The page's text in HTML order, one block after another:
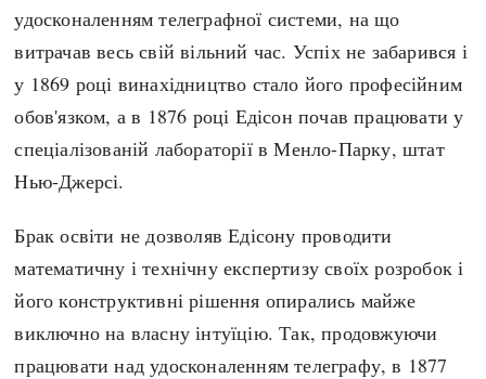
Релігія
Розваги і дозвілля
Спорт
Чудеса світу
Регіони
Австралія
Нова історія
Новітня історія
Визначальні події
#Хештеги
удосконаленням телеграфної системи, на що
витрачав весь свій вільний час. Успіх не забарився і
у 1869 році винахідництво стало його професійним
обов'язком, а в 1876 році Едісон почав працювати у
спеціалізованій лабораторії в Менло-Парку, штат
Нью-Джерсі.
Брак освіти не дозволяв Едісону проводити
математичну і технічну експертизу своїх розробок і
його конструктивні рішення опирались майже
виключно на власну інтуїцію. Так, продовжуючи
працювати над удосконаленням телеграфу, в 1877